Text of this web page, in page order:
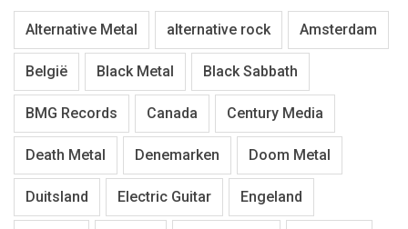
Alternative Metal alternative rock Amsterdam
België Black Metal Black Sabbath
BMG Records Canada Century Media
Death Metal Denemarken Doom Metal
Duitsland Electric Guitar Engeland